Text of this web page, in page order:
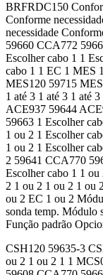
BRFRDC150
Conforme
necessidade
59660 CCA772
Escolher cabo 1 1
cabo 1 1 EC 1 MES
MES120 59715
1 até 3 1 até 3 1 até
ACE937 59644
59663 1 Escolher
1 ou 2 1 Escolher
1 ou 2 1 Escolher
2 59641 CCA770
Escolher cabo 1 1
2 1 ou 2 1 ou 2 1 ou
ou 2 EC 1 ou 2
sonda temp. Módulo
Função padrão
CSH120 59635-3
ou 2 1 ou 2 1 1